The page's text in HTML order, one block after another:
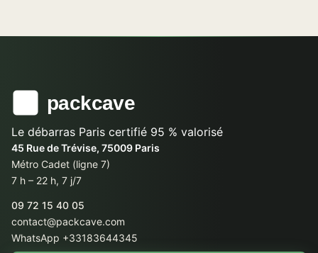
Le débarras Paris certifié 95 % valorisé
45 Rue de Trévise, 75009 Paris
Métro Cadet (ligne 7)
7 h – 22 h, 7 j/7
09 72 15 40 05
contact@packcave.com
WhatsApp +33183644345